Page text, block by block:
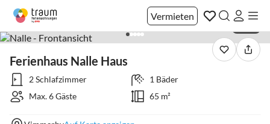
Vermieten
Ferienhaus Nalle Haus
2 Schlafzimmer
1 Bäder
Max. 6 Gäste
65 m²